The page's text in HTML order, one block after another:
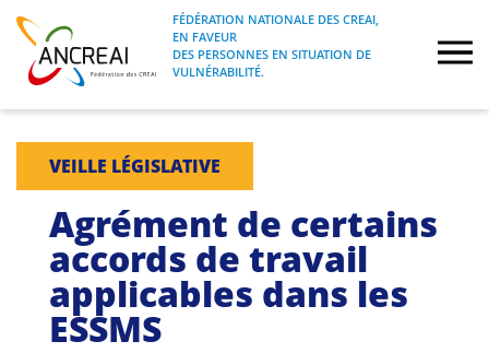
Skip
content
ANCREAI
FÉDÉRATION NATIONALE DES CREAI, EN
FAVEUR DES PERSONNES EN SITUATION
FÉDÉRATION NATIONALE DES CREAI,
EN FAVEUR
DES PERSONNES EN SITUATION DE
VULNÉRABILITÉ.
À propos
Journées nationales
Formations
VEILLE LÉGISLATIVE
Agrément de certains
accords de travail
applicables dans les
ESSMS